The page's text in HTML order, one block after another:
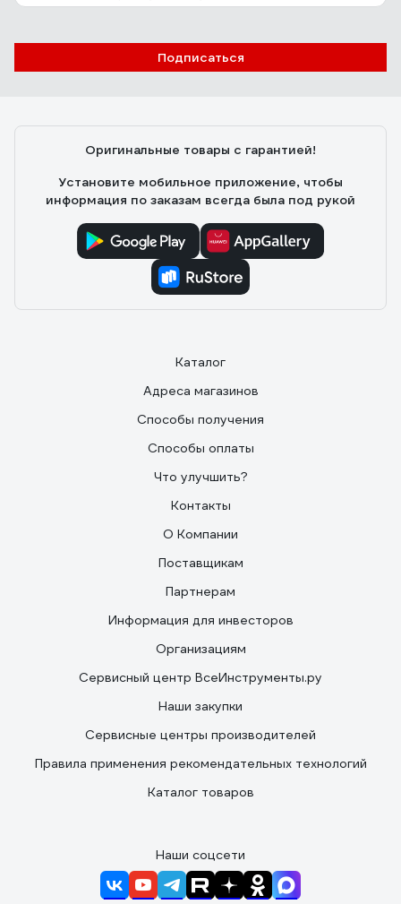
Подписаться
Оригинальные товары с гарантией!
Установите мобильное приложение, чтобы
информация по заказам всегда была под рукой
Каталог
Адреса магазинов
Способы получения
Способы оплаты
Что улучшить?
Контакты
О Компании
Поставщикам
Партнерам
Информация для инвесторов
Организациям
Сервисный центр ВсеИнструменты.ру
Наши закупки
Сервисные центры производителей
Правила применения рекомендательных технологий
Каталог товаров
Наши соцсети